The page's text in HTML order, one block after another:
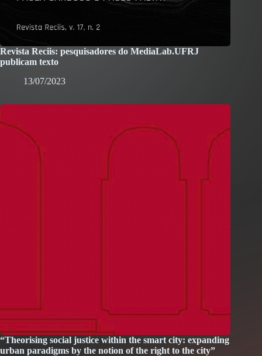
Revista Reciis: pesquisadores do MediaLab.UFRJ
publicam texto
13/07/2023
“Theorising social justice within the smart city: expanding
urban paradigms by the notion of the right to the city”